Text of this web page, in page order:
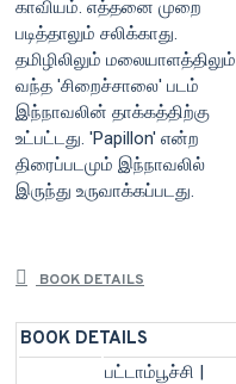
காவியம். எத்தனை முறை
படித்தாலும் சலிக்காது.
தமிழிலிலும் மலையாளத்திலும்
வந்த 'சிறைச்சாலை' படம்
இந்நாவலின் தாக்கத்திற்கு
உட்பட்டது. 'Papillon' என்ற
திரைப்படமும் இந்நாவலில்
இருந்து உருவாக்கப்படது.
BOOK DETAILS
BOOK DETAILS
பட்டாம்பூச்சி |